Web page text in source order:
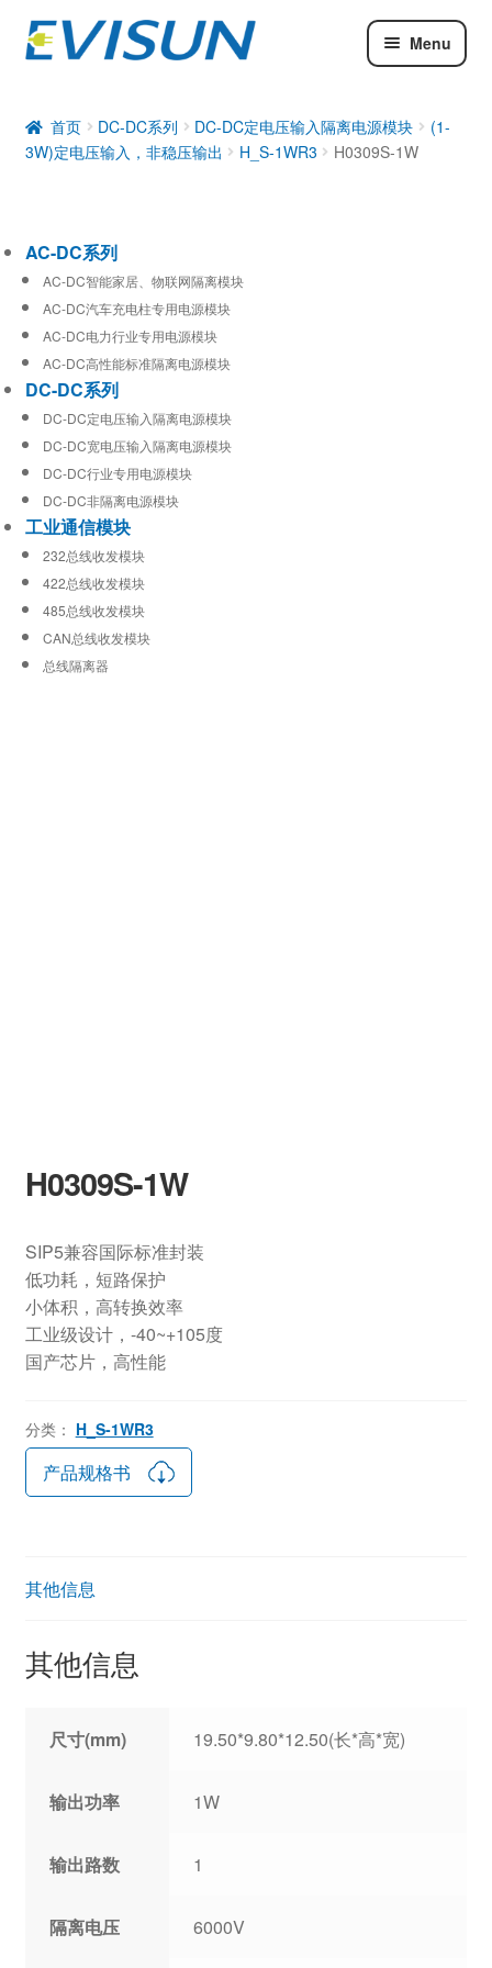
Menu
DC-DC系列
工业通信模块
首页 DC-DC系列 DC-DC定电压输入隔离电源模块
(1-
3W)定电压输入，非稳压输出
H_S-1WR3 H0309S-1W
H0309S-1W
SIP5兼容国际标准封装
低功耗，短路保护
小体积，高转换效率
工业级设计，-40~+105度
国产芯片，高性能
分类： H_S-1WR3
产品规格书
其他信息
其他信息
尺寸(mm) 19.50*9.80*12.50(长*高*宽)
输出功率 1W
输出路数 1
隔离电压 6000V
AC-DC系列
AC-DC智能家居、物联网隔离模块
AC-DC汽车充电柱专用电源模块
AC-DC电力行业专用电源模块
AC-DC高性能标准隔离电源模块
DC-DC系列
DC-DC定电压输入隔离电源模块
DC-DC宽电压输入隔离电源模块
DC-DC行业专用电源模块
DC-DC非隔离电源模块
工业通信模块
232总线收发模块
422总线收发模块
485总线收发模块
CAN总线收发模块
总线隔离器